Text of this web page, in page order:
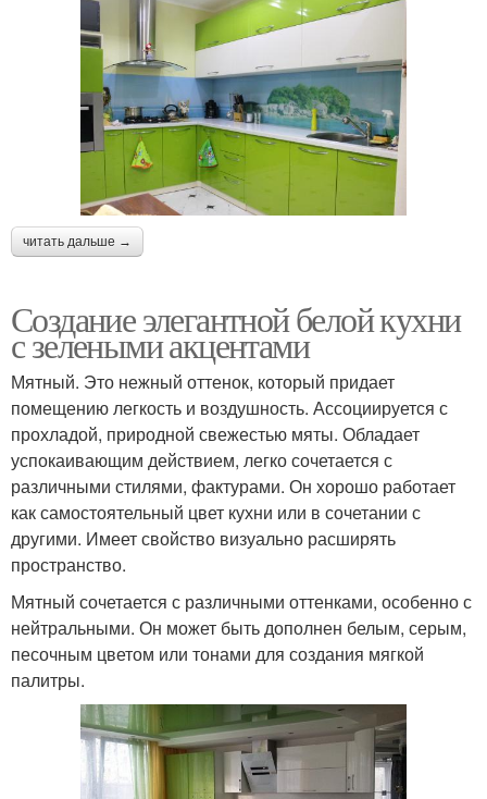
читать дальше →
Создание элегантной белой кухни
с зелеными акцентами
Мятный. Это нежный оттенок, который придает
помещению легкость и воздушность. Ассоциируется с
прохладой, природной свежестью мяты. Обладает
успокаивающим действием, легко сочетается с
различными стилями, фактурами. Он хорошо работает
как самостоятельный цвет кухни или в сочетании с
другими. Имеет свойство визуально расширять
пространство.
Мятный сочетается с различными оттенками, особенно с
нейтральными. Он может быть дополнен белым, серым,
песочным цветом или тонами для создания мягкой
палитры.